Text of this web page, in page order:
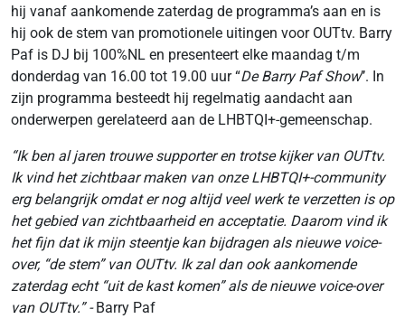
hij vanaf aankomende zaterdag de programma’s aan en is
hij ook de stem van promotionele uitingen voor OUTtv. Barry
Paf is DJ bij 100%NL en presenteert elke maandag t/m
donderdag van 16.00 tot 19.00 uur “De Barry Paf Show’’. In
zijn programma besteedt hij regelmatig aandacht aan
onderwerpen gerelateerd aan de LHBTQI+-gemeenschap.
“Ik ben al jaren trouwe supporter en trotse kijker van OUTtv.
Ik vind het zichtbaar maken van onze LHBTQI+-community
erg belangrijk omdat er nog altijd veel werk te verzetten is op
het gebied van zichtbaarheid en acceptatie. Daarom vind ik
het fijn dat ik mijn steentje kan bijdragen als nieuwe voice-
over, “de stem” van OUTtv. Ik zal dan ook aankomende
zaterdag echt “uit de kast komen” als de nieuwe voice-over
van OUTtv.” - Barry Paf